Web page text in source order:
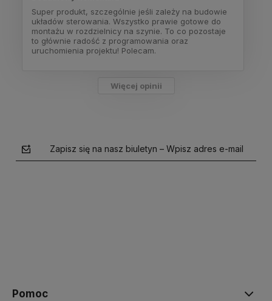
Super produkt, szczególnie jeśli zależy na budowie
układów sterowania. Wszystko prawie gotowe do
montażu w rozdzielnicy na szynie. To co pozostaje
to głównie radość z programowania oraz
uruchomienia projektu! Polecam.
Więcej opinii
Zapisz się na nasz biuletyn – Wpisz adres e-mail
Pomoc